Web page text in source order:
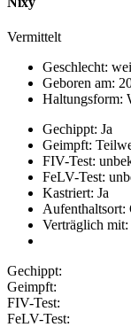
Vermittelt
Geschlecht:
Geboren am:
Haltungsform:
Gechippt: Ja
Geimpft:
FIV-Test:
FeLV-Test:
Kastriert: Ja
Aufenthaltsort:
Verträglich mit:
Gechippt:
Geimpft:
FIV-Test:
FeLV-Test: